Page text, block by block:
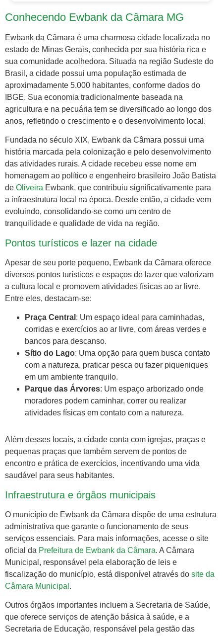
Conhecendo Ewbank da Câmara MG
Ewbank da Câmara é uma charmosa cidade localizada no
estado de Minas Gerais, conhecida por sua história rica e
sua comunidade acolhedora. Situada na região Sudeste do
Brasil, a cidade possui uma população estimada de
aproximadamente 5.000 habitantes, conforme dados do
IBGE. Sua economia tradicionalmente baseada na
agricultura e na pecuária tem se diversificado ao longo dos
anos, refletindo o crescimento e o desenvolvimento local.
Fundada no século XIX, Ewbank da Câmara possui uma
história marcada pela colonização e pelo desenvolvimento
das atividades rurais. A cidade recebeu esse nome em
homenagem ao político e engenheiro brasileiro João Batista
de Oliveira Ewbank, que contribuiu significativamente para
a infraestrutura local na época. Desde então, a cidade vem
evoluindo, consolidando-se como um centro de
tranquilidade e qualidade de vida na região.
Pontos turísticos e lazer na cidade
Apesar de seu porte pequeno, Ewbank da Câmara oferece
diversos pontos turísticos e espaços de lazer que valorizam
a cultura local e promovem atividades físicas ao ar livre.
Entre eles, destacam-se:
Praça Central : Um espaço ideal para caminhadas,
corridas e exercícios ao ar livre, com áreas verdes e
bancos para descanso.
Sítio do Lago: Uma opção para quem busca contato
com a natureza, praticar pesca ou fazer piqueniques
em um ambiente tranquilo.
Parque das Árvores: Um espaço arborizado onde
moradores podem caminhar, correr ou realizar
atividades físicas em contato com a natureza.
Além desses locais, a cidade conta com igrejas, praças e
pequenas praças que também servem de pontos de
encontro e prática de exercícios, incentivando uma vida
saudável para seus habitantes.
Infraestrutura e órgãos municipais
O município de Ewbank da Câmara dispõe de uma estrutura
administrativa que garante o funcionamento de seus
serviços essenciais. Para mais informações, acesse o site
oficial da Prefeitura de Ewbank da Câmara. A Câmara
Municipal, responsável pela elaboração de leis e
fiscalização do município, está disponível através do site da
Câmara Municipal .
Outros órgãos importantes incluem a Secretaria de Saúde,
que oferece serviços de atenção básica à saúde, e a
Secretaria de Educação, responsável pela gestão das